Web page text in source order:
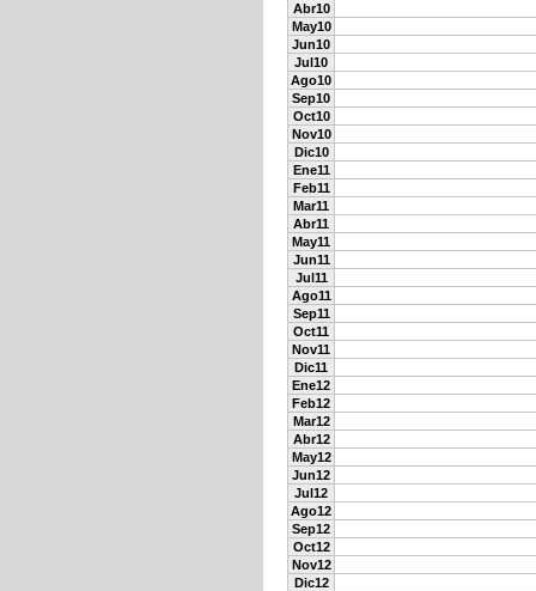
Abr10
May10
Jun10
Jul10
Ago10
Sep10
Oct10
Nov10
Dic10
Ene11
Feb11
Mar11
Abr11
May11
Jun11
Jul11
Ago11
Sep11
Oct11
Nov11
Dic11
Ene12
Feb12
Mar12
Abr12
May12
Jun12
Jul12
Ago12
Sep12
Oct12
Nov12
Dic12